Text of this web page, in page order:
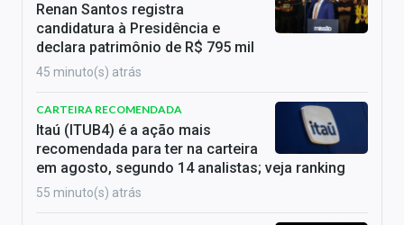
Renan Santos registra
candidatura à Presidência e
declara patrimônio de R$ 795 mil
45 minuto(s) atrás
CARTEIRA RECOMENDADA
Itaú (ITUB4) é a ação mais
recomendada para ter na carteira
em agosto, segundo 14 analistas; veja ranking
55 minuto(s) atrás